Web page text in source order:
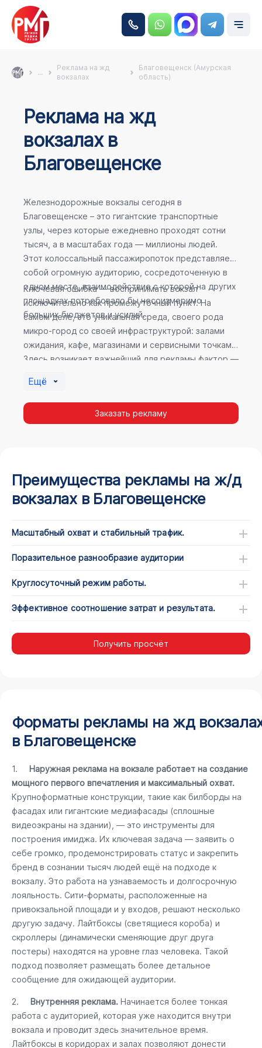
...
Реклама на жд
вокзалах
Благовещенск (Амурская
область)
Реклама на жд
вокзалах в
Благовещенске
Железнодорожные вокзалы сегодня в
Благовещенске – это гигантские транспортные
узлы, через которые ежедневно проходят сотни
тысяч, а в масштабах года — миллионы людей.
Этот колоссальный пассажиропоток представляет
собой огромную аудиторию, сосредоточенную в
одном месте, взаимодействие с которой на других
площадках потребовало бы несоизмеримо
больших бюджетов и усилий.
Ключевая ошибка — воспринимать вокзал
исключительно как промежуточный пункт. На
самом деле, это уникальная среда, своего рода
микро-город со своей инфраструктурой: залами
ожидания, кафе, магазинами и сервисными точками.
Здесь возникает важнейший для рекламы фактор —
пассажир максимально открыт для информации, а
его внимание не так рассеяно, как при беглом
просмотре постов в соцсетях.
Ещё
Заказать рекламу
Преимущества рекламы на ж/д
вокзалах в Благовещенске
Масштабный охват и стабильный трафик.
Поразительное разнообразие аудитории
Круглосуточный режим работы.
Эффективное соотношение затрат и результата.
Получить просчёт
Форматы рекламы на жд
в Благовещенске
1. Наружная реклама на вокзале работает на создание
мощного первого впечатления и максимальный охват.
Крупноформатные конструкции, такие как билборды на
фасадах или гигантские медиафасады (сплошные
видеоэкраны на здании), — это инструменты для
построения имиджа. Их ключевая задача — заявить о
себе громко, продемонстрировать статус и закрепить
бренд в сознании тысяч людей ещё на подходе к
вокзалу. Это работа на узнаваемость и долгосрочную
лояльность. Сити-форматы, расположенные на
привокзальной площади и у входов, решают несколько
другую задачу. Лайтбоксы (светящиеся короба) и
скроллеры (динамически сменяющие друг друга
постеры) находятся на уровне глаз человека. Такой
подход позволяет размещать более детальное
сообщение для ожидающей аудитории.
2. Внутренняя реклама. Начинается более тонкая
работа с аудиторией, которая уже находится внутри
вокзала и проводит здесь значительное время.
Лайтбоксы в коридорах и залах позволяют донести